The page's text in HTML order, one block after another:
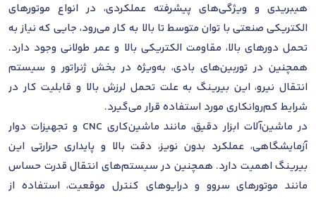
هیبریدی و ویژگی‌های پیشرفته عملکردی، در انواع موتورهای
الکتریکی صنعتی با توان متوسط تا بالا به کار می‌رود، جایی که نیاز به
تحمل دورهای بالا، مقاومت الکتریکی بالا و عمر طولانی وجود دارد.
همچنین در توربین‌های بادی، به‌ویژه در بخش ژنراتور و سیستم
انتقال نیرو، این بیرینگ به علت تحمل لرزش بالا و قابلیت کار در
شرایط کم‌روانکاری مورد استفاده قرار می‌گیرد.
در ماشین‌آلات ابزار دقیق، مانند ماشین‌کاری CNC و تجهیزات دوار
آزمایشگاهی، عملکرد بدون نویز، دقت بالا و پایداری حرارتی این
بیرینگ اهمیت دارد. همچنین در سیستم‌های انتقال قدرت حساس
مانند موتورهای سروو و درایوهای کنترل موقعیت، استفاده از